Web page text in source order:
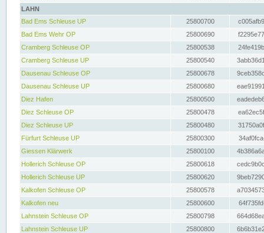
LAHN
Bad Ems Schleuse UP
25800700
Bad Ems Wehr OP
25800690
Cramberg Schleuse OP
25800538
Cramberg Schleuse UP
25800540
Dausenau Schleuse OP
25800678
Dausenau Schleuse UP
25800680
Diez Hafen
25800500
Diez Schleuse OP
25800478
Diez Schleuse UP
25800480
Fürfurt Schleuse UP
25800300
Giessen Klärwerk
25800100
Hollerich Schleuse OP
25800618
Hollerich Schleuse UP
25800620
Kalkofen Schleuse OP
25800578
Kalkofen neu
25800600
Lahnstein Schleuse OP
25800798
Lahnstein Schleuse UP
25800800